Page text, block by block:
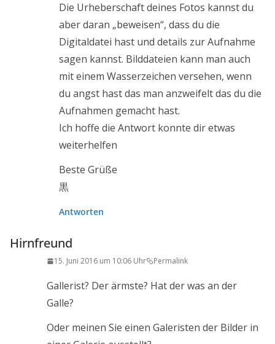
Die Urheberschaft deines Fotos kannst du
aber daran „beweisen“, dass du die
Digitaldatei hast und details zur Aufnahme
sagen kannst. Bilddateien kann man auch
mit einem Wasserzeichen versehen, wenn
du angst hast das man anzweifelt das du die
Aufnahmen gemacht hast.
Ich hoffe die Antwort konnte dir etwas
weiterhelfen
Beste Grüße
黒
Antworten
Hirnfreund
15. Juni 2016 um 10:06 Uhr Permalink
Gallerist? Der ärmste? Hat der was an der
Galle?
Oder meinen Sie einen Galeristen der Bilder in